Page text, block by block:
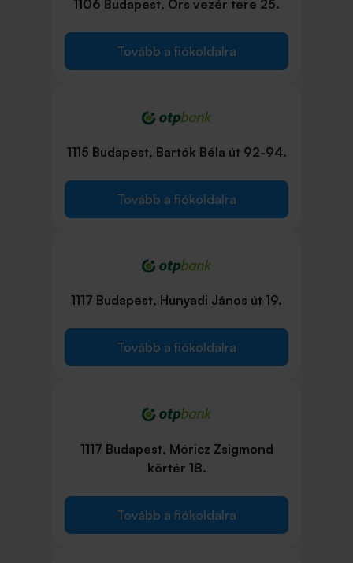
1106 Budapest, Örs vezér tere 25.
Tovább a fiókoldalra
1115 Budapest, Bartók Béla út 92-94.
Tovább a fiókoldalra
1117 Budapest, Hunyadi János út 19.
Tovább a fiókoldalra
1117 Budapest, Móricz Zsigmond
körtér 18.
Tovább a fiókoldalra